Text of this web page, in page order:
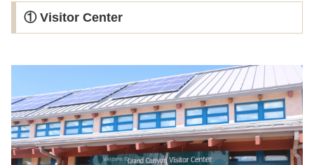
① Visitor Center